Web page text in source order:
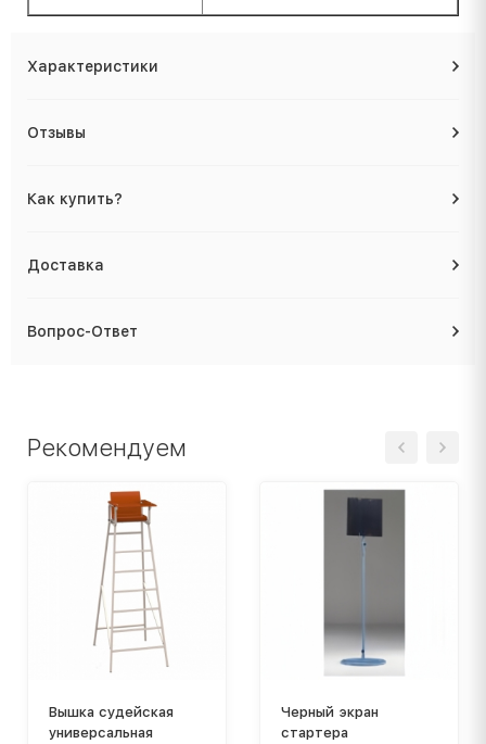
Характеристики
Отзывы
Как купить?
Доставка
Вопрос-Ответ
Рекомендуем
Вышка судейская
универсальная
Черный экран
стартера